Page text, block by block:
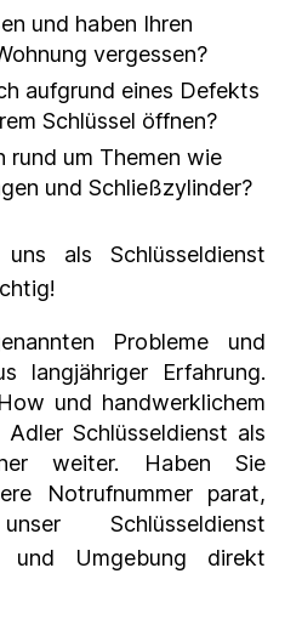
und haben Ihren
vergessen?
aufgrund eines Defekts
Schlüssel öffnen?
rund um Themen wie
und Schließzylinder?
als Schlüsseldienst
Probleme und
langjähriger Erfahrung.
und handwerklichem
Schlüsseldienst als
weiter. Haben Sie
Notrufnummer parat,
Schlüsseldienst
und Umgebung direkt